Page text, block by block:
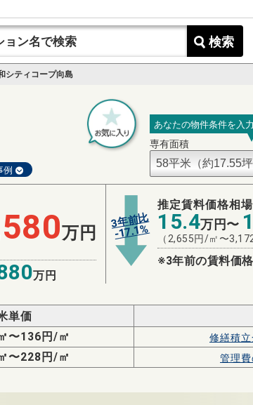
検索
シティコープ向島
例
あなたの物件条件を入
専有面積
万円
万円
3年前比
-17.1%
推定賃料価格相場
15.4万円〜
（ 2,655円/㎡〜
※3年前の賃料価
単価
〜136円/㎡ 修繕積
〜228円/㎡ 管理